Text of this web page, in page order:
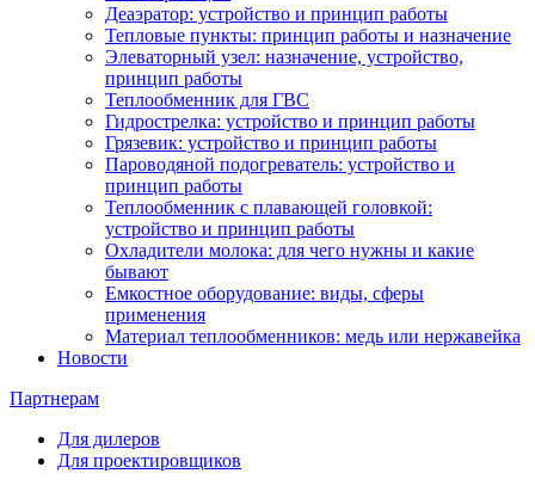
Деаэратор: устройство и принцип работы
Тепловые пункты: принцип работы и назначение
Элеваторный узел: назначение, устройство,
принцип работы
Теплообменник для ГВС
Гидрострелка: устройство и принцип работы
Грязевик: устройство и принцип работы
Пароводяной подогреватель: устройство и
принцип работы
Теплообменник с плавающей головкой:
устройство и принцип работы
Охладители молока: для чего нужны и какие
бывают
Емкостное оборудование: виды, сферы
применения
Материал теплообменников: медь или нержавейка
Новости
Партнерам
Для дилеров
Для проектировщиков